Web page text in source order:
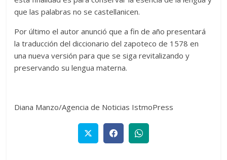
que las palabras no se castellanicen.
Por último el autor anunció que a fin de año presentará
la traducción del diccionario del zapoteco de 1578 en
una nueva versión para que se siga revitalizando y
preservando su lengua materna.
Diana Manzo/Agencia de Noticias IstmoPress